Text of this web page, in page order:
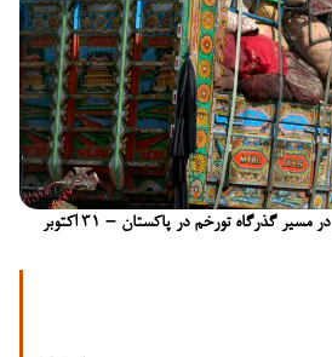
عکس آرشیف: خانواده‌های افغان در مسیر گذرگاه تورخم در پاکستان – ۳۱ اکتوبر